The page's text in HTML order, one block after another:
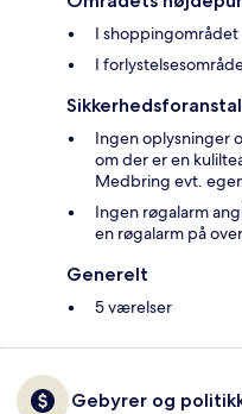
I shoppingområdet
I
Ingen oplysninger
om der er en
Medbring evt.
Ingen røgalarm
en røgalarm på
Generelt
5 værelser
Gebyrer og